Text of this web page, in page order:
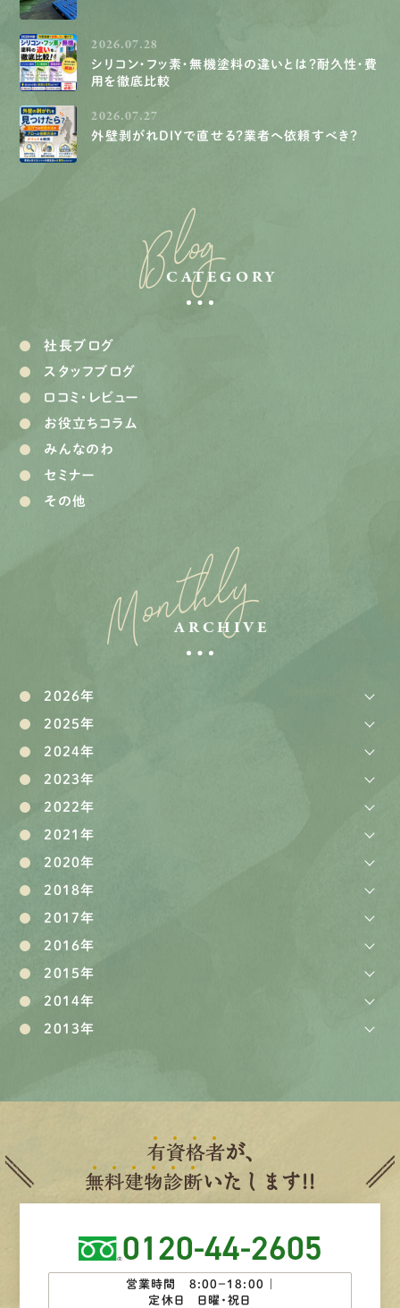
2026.07.28
シリコン・フッ素・無機塗料の違いとは？耐久性・費
用を徹底比較
2026.07.27
外壁剥がれDIYで直せる？業者へ依頼すべき？
Blog
CATEGORY
社長ブログ
スタッフブログ
口コミ・レビュー
お役立ちコラム
みんなのわ
セミナー
その他
Monthly
ARCHIVE
2026年
2025年
2024年
2023年
2022年
2021年
2020年
2018年
2017年
2016年
2015年
2014年
2013年
有資格者が、
無料建物診断いたします!!
0120-44-2605
営業時間 8:00−18:00 ｜
定休日 日曜・祝日